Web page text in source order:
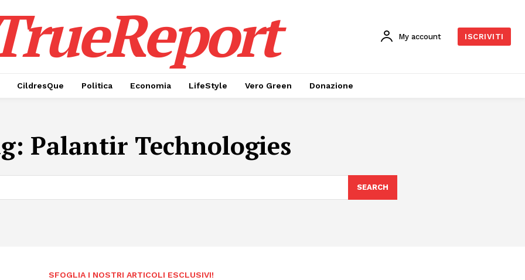
My account ISCRIVITI
CildresQue Politica Economia LifeStyle Vero Green Donazione
Palantir Technologies
SEARCH
SFOGLIA I NOSTRI ARTICOLI ESCLUSIVI!